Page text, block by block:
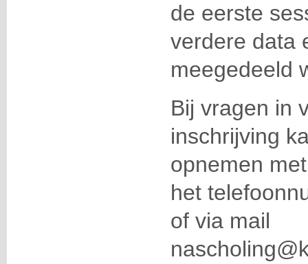
de eerste
verdere data
meegedeeld
Bij vragen in
inschrijving
opnemen
het
of via mail